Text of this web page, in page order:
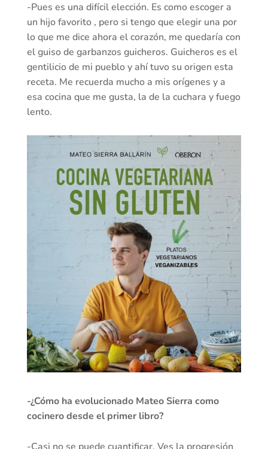
-Pues es una difícil elección. Es como escoger a
un hijo favorito , pero si tengo que elegir una por
lo que me dice ahora el corazón, me quedaría con
el guiso de garbanzos guicheros. Guicheros es el
gentilicio de mi pueblo y ahí tuvo su origen esta
receta. Me recuerda mucho a mis orígenes y a
esa cocina que me gusta, la de la cuchara y fuego
lento.
-¿Cómo ha evolucionado Mateo Sierra como
cocinero desde el primer libro?